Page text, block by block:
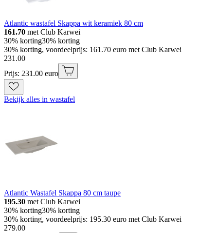
Atlantic wastafel Skappa wit keramiek 80 cm
161.70 met Club Karwei
30% korting30% korting
30% korting, voordeelprijs: 161.70 euro met Club Karwei
231 .00
Prijs: 231.00 euro
Bekijk alles in wastafel
Atlantic Wastafel Skappa 80 cm taupe
195.30 met Club Karwei
30% korting30% korting
30% korting, voordeelprijs: 195.30 euro met Club Karwei
279.00